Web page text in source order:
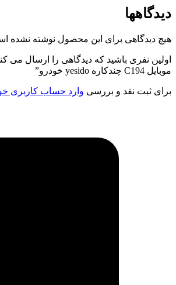
دیدگاهها
هیچ دیدگاهی برای این محصول نوشته نشده
اولین نفری باشید که دیدگاهی را ارسال می
موبایل C194 چندکاره yesido خودرو”
برای ثبت نقد و بررسی وارد حساب کاربری